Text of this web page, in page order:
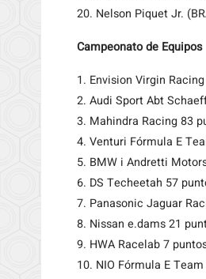
20. Nelson Piquet Jr.
Campeonato de Equipos
1. Envision Virgin
2. Audi Sport Abt
3. Mahindra Racing 83
4. Venturi Fórmula E
5. BMW i Andretti
6. DS Techeetah 57
7. Panasonic Jaguar
8. Nissan e.dams 21
9. HWA Racelab 7
10. NIO Fórmula E